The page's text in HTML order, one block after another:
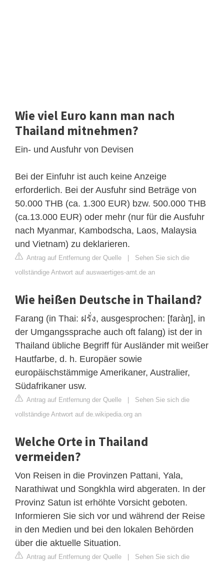
Wie viel Euro kann man nach
Thailand mitnehmen?
Ein- und Ausfuhr von Devisen
Bei der Einfuhr ist auch keine Anzeige
erforderlich. Bei der Ausfuhr sind Beträge von
50.000 THB (ca. 1.300 EUR) bzw. 500.000 THB
(ca.13.000 EUR) oder mehr (nur für die Ausfuhr
nach Myanmar, Kambodscha, Laos, Malaysia
und Vietnam) zu deklarieren.
Antrag auf Entfernung der Quelle | Sehen Sie sich die
vollständige Antwort auf auswaertiges-amt.de an
Wie heißen Deutsche in Thailand?
Farang (in Thai: ฝรั่ง, ausgesprochen: [faràŋ], in
der Umgangssprache auch oft falang) ist der in
Thailand übliche Begriff für Ausländer mit weißer
Hautfarbe, d. h. Europäer sowie
europäischstämmige Amerikaner, Australier,
Südafrikaner usw.
Antrag auf Entfernung der Quelle | Sehen Sie sich die
vollständige Antwort auf de.wikipedia.org an
Welche Orte in Thailand
vermeiden?
Von Reisen in die Provinzen Pattani, Yala,
Narathiwat und Songkhla wird abgeraten. In der
Provinz Satun ist erhöhte Vorsicht geboten.
Informieren Sie sich vor und während der Reise
in den Medien und bei den lokalen Behörden
über die aktuelle Situation.
Antrag auf Entfernung der Quelle | Sehen Sie sich die